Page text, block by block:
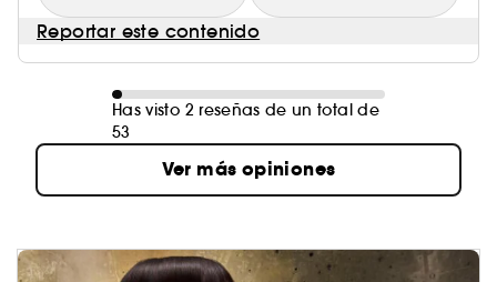
Reportar este contenido
Has visto 2 reseñas de un total de
53
Ver más opiniones